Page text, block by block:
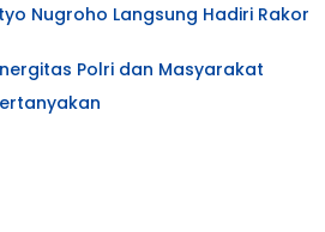
Nugroho Langsung Hadiri Rakor
Polri dan Masyarakat